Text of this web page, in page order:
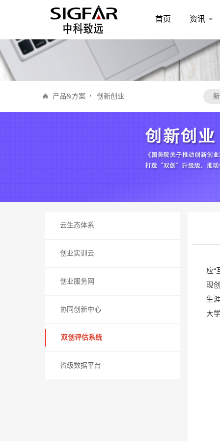
首页 资讯
产品&方案 创新创业
云生态体系
创业实训云
创业服务网
协同创新中心
双创评估系统
省级数据平台
应“
现
生
大